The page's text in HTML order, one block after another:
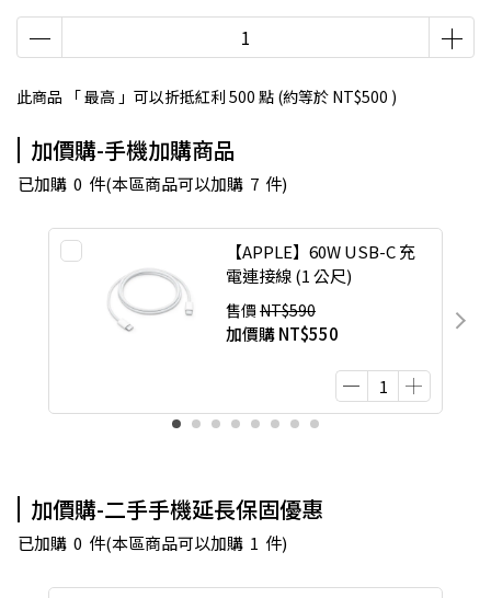
此商品 「 最高 」可以折抵紅利 500 點 (約等於 NT$500 )
加價購-手機加購商品
已加購 0 件(本區商品可以加購 7 件)
【APPLE】60W USB-C 充
電連接線 (1 公尺)
售價 NT$590
加價購NT$550
加價購-二手手機延長保固優惠
已加購 0 件(本區商品可以加購 1 件)